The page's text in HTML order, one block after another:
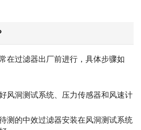
在过滤器出厂前进行，具体步骤如
风洞测试系统、压力传感器和风速计
待测的中效过滤器安装在风洞测试系统